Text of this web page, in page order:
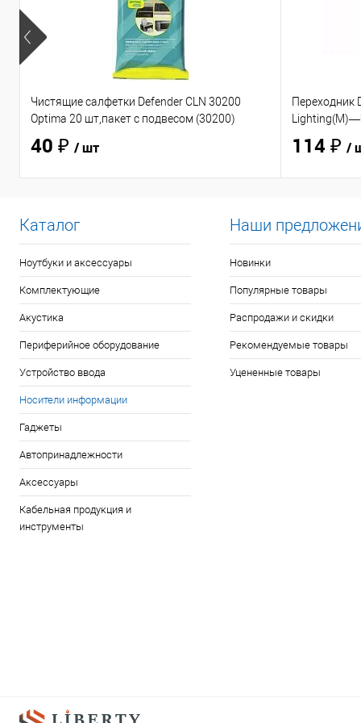
Чистящие салфетки Defender CLN 30200
Optima 20 шт,пакет с подвесом (30200)
40 ₽ / шт
Переходник
114 ₽ /
Каталог
Ноутбуки и аксессуары
Комплектующие
Акустика
Периферийное оборудование
Устройство ввода
Носители информации
Гаджеты
Автопринадлежности
Аксессуары
Кабельная продукция и
инструменты
Наши
Новинки
Популярные товары
Распродажи и скидки
Рекомендуемые товары
Уцененные товары